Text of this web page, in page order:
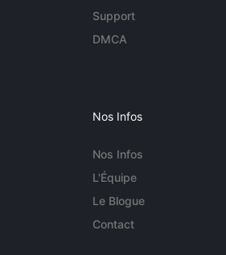
Support
DMCA
Nos Infos
Nos Infos
L'Équipe
Le Blogue
Contact